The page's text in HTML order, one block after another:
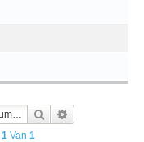
Zoek
1 Van 1